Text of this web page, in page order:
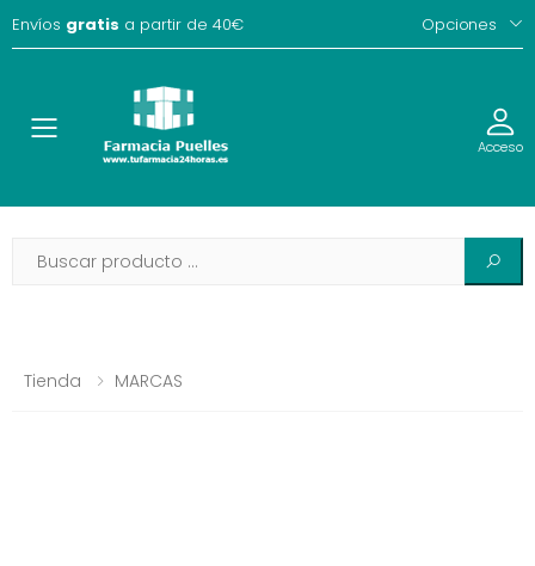
Envíos gratis a partir de 40€ Opciones
Toggle Acceso
Tienda MARCAS